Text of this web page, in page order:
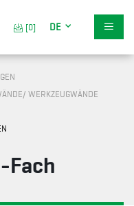
[0] DE
WERKZEUGWÄNDE
Fach